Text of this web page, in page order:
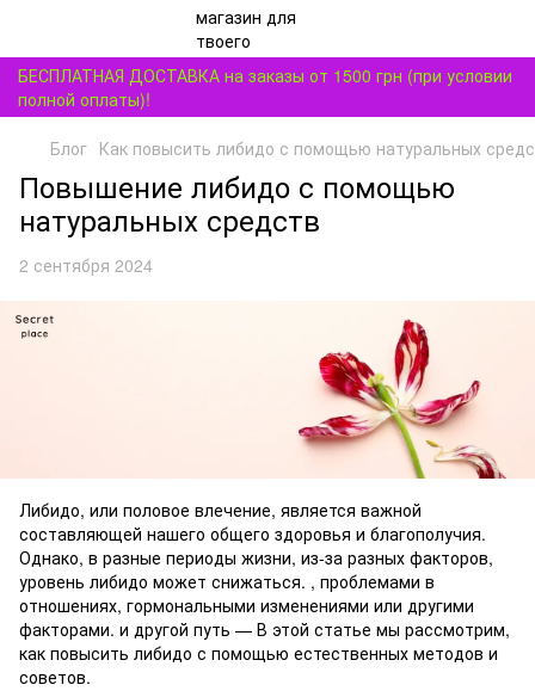
БЕСПЛАТНАЯ ДОСТАВКА на заказы от 1500 грн (при условии
полной оплаты)!
Блог Как повысить либидо с помощью натуральных
Повышение либидо с помощью
натуральных средств
2 сентября 2024
Либидо, или половое влечение, является важной
составляющей нашего общего здоровья и благополучия.
Однако, в разные периоды жизни, из-за разных факторов,
уровень либидо может снижаться. , проблемами в
отношениях, гормональными изменениями или другими
факторами. и другой путь — В этой статье мы рассмотрим,
как повысить либидо с помощью естественных методов и
советов.